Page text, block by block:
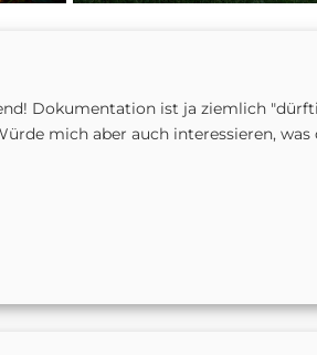
Dokumentation ist ja ziemlich
mich aber auch interessieren, was